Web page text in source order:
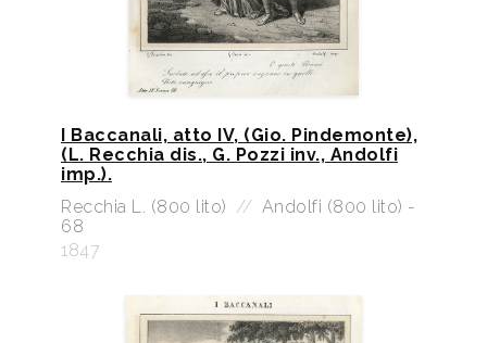
I Baccanali, atto IV, (Gio. Pindemonte),
(L. Recchia dis., G. Pozzi inv., Andolfi
imp.).
Recchia L. (800 lito) // Andolfi (800 lito) -
68
1847